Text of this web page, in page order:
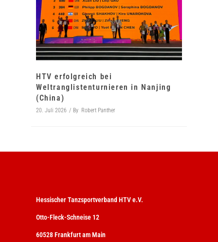
HTV erfolgreich bei
Weltranglistenturnieren in Nanjing
(China)
20. Juli 2026 By Robert Panther
Hessischer Tanzsportverband HTV e.V.
Otto-Fleck-Schneise 12
60528 Frankfurt am Main